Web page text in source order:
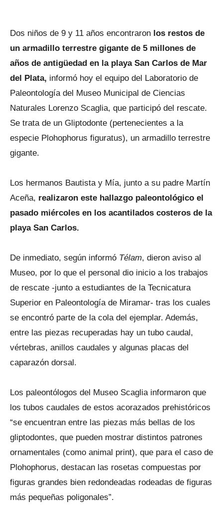
Dos niños de 9 y 11 años encontraron los restos de
un armadillo terrestre gigante de 5 millones de
años de antigüedad en la playa San Carlos de Mar
del Plata, informó hoy el equipo del Laboratorio de
Paleontología del Museo Municipal de Ciencias
Naturales Lorenzo Scaglia, que participó del rescate.
Se trata de un Gliptodonte (pertenecientes a la
especie Plohophorus figuratus), un armadillo terrestre
gigante.
Los hermanos Bautista y Mía, junto a su padre Martín
Aceña, realizaron este hallazgo paleontológico el
pasado miércoles en los acantilados costeros de la
playa San Carlos.
De inmediato, según informó Télam, dieron aviso al
Museo, por lo que el personal dio inicio a los trabajos
de rescate -junto a estudiantes de la Tecnicatura
Superior en Paleontología de Miramar- tras los cuales
se encontró parte de la cola del ejemplar. Además,
entre las piezas recuperadas hay un tubo caudal,
vértebras, anillos caudales y algunas placas del
caparazón dorsal.
Los paleontólogos del Museo Scaglia informaron que
los tubos caudales de estos acorazados prehistóricos
“se encuentran entre las piezas más bellas de los
gliptodontes, que pueden mostrar distintos patrones
ornamentales (como animal print), que para el caso de
Plohophorus, destacan las rosetas compuestas por
figuras grandes bien redondeadas rodeadas de figuras
más pequeñas poligonales”.